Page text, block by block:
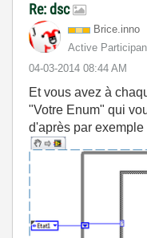
Re: dsc
Brice.inno
Active
‎04-03-2014 08:44 AM
Et vous avez à
"Votre Enum" qui
d'après par exemple